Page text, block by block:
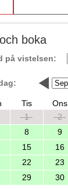
boka
på vistelsen:
Tis Ons
1 2
8 9
15 16
22 23
29 30